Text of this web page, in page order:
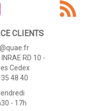
CLIENTS
RD 10 -
Cedex
48 40
- 17h